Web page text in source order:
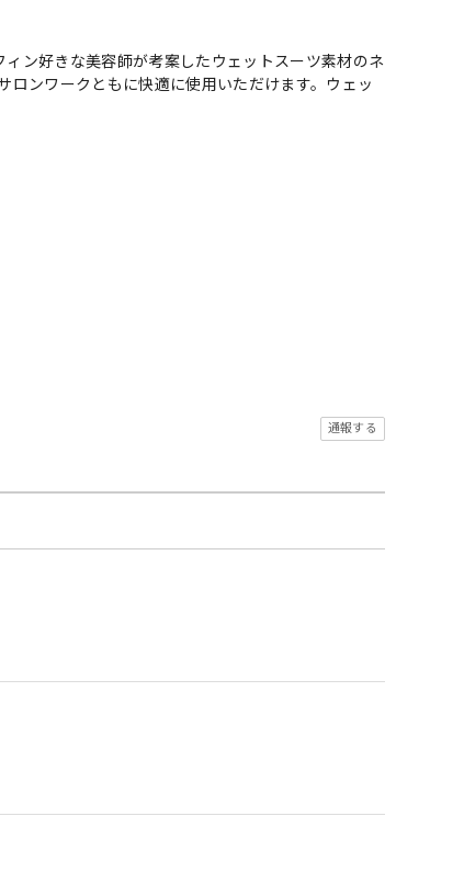
ン好きな美容師が考案したウェットスーツ素材のネ
ロンワークともに快適に使用いただけます。ウェッ
通報する